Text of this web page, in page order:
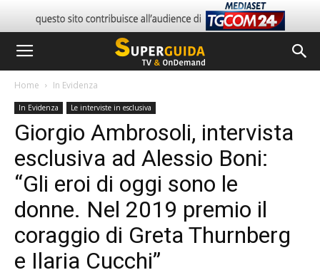
Home In Evidenza
In Evidenza Le interviste in esclusiva
Giorgio Ambrosoli, intervista
esclusiva ad Alessio Boni:
“Gli eroi di oggi sono le
donne. Nel 2019 premio il
coraggio di Greta Thurnberg
e Ilaria Cucchi”